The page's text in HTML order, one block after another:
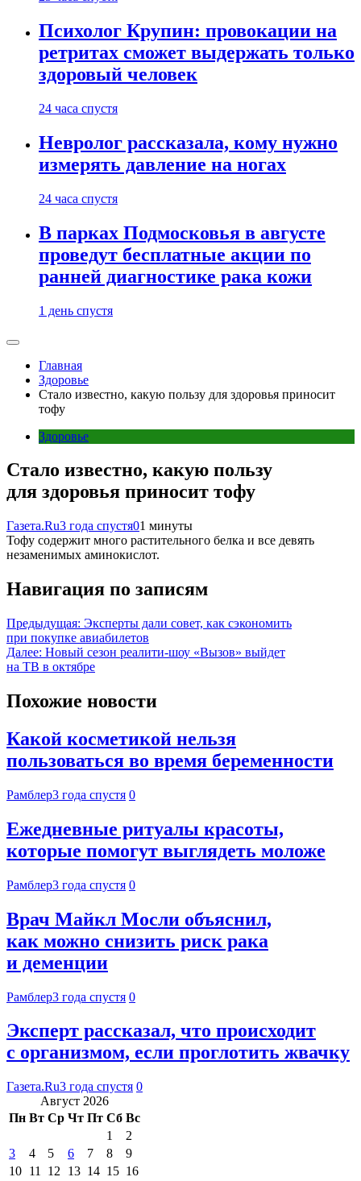
Психолог Крупин: провокации на
ретритах сможет выдержать только
здоровый человек
24 часа спустя
Невролог рассказала, кому нужно
измерять давление на ногах
24 часа спустя
В парках Подмосковья в августе
проведут бесплатные акции по
ранней диагностике рака кожи
1 день спустя
Главная
Здоровье
Стало известно, какую пользу для здоровья приносит
тофу
Здоровье
Стало известно, какую пользу
для здоровья приносит тофу
Газета.Ru3 года спустя01 минуты
Тофу содержит много растительного белка и все девять
незаменимых аминокислот.
Навигация по записям
Предыдущая: Эксперты дали совет, как сэкономить
при покупке авиабилетов
Далее: Новый сезон реалити-шоу «Вызов» выйдет
на ТВ в октябре
Похожие новости
Какой косметикой нельзя
пользоваться во время беременности
Рамблер3 года спустя 0
Ежедневные ритуалы красоты,
которые помогут выглядеть моложе
Рамблер3 года спустя 0
Врач Майкл Мосли объяснил,
как можно снизить риск рака
и деменции
Рамблер3 года спустя 0
Эксперт рассказал, что происходит
с организмом, если проглотить жвачку
Газета.Ru3 года спустя 0
Август 2026
Пн Вт Ср Чт Пт Сб Вс
1
2
3
4 5 6 7 8
9
10 11 12 13 14 15 16